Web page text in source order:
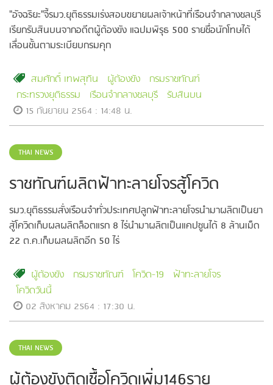
"อัจฉริยะ"จี้รมว.ยุติธรรมเร่งสอบขยายผลเจ้าหน้าที่เรือนจำกลางชลบุรี
เรียกรับสินบนจากอดีตผู้ต้องขัง แฉปมพิรุธ 500 รายชื่อนักโทษได้
เลื่อนชั้นตามระเบียบกรมคุก
สมศักดิ์ เทพสุทิน ผู้ต้องขัง
กรมราชทัณฑ์
กระทรวงยุติธรรม
เรือนจำกลางชลบุรี รับสินบน
15 กันยายน 2564 : 14:48 น.
THAI NEWS
ราชทัณฑ์ผลิตฟ้าทะลายโจรสู้โควิด
รมว.ยุติธรรมสั่งเรือนจำทั่วประเทศปลูกฟ้าทะลายโจรนำมาผลิตเป็นยา
สู้โควิดเก็บผลผลิตล็อตแรก 8 ไร่นำมาผลิตเป็นแคปซูนได้ 8 ล้านเม็ด
22 ต.ค.เก็บผลผลิตอีก 50 ไร่
ผู้ต้องขัง กรมราชทัณฑ์ โควิด-19
ฟ้าทะลายโจร
โควิดวันนี้
02 สิงหาคม 2564 : 17:30 น.
THAI NEWS